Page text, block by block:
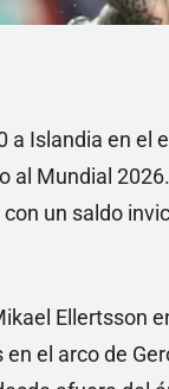
a Islandia en el
Mundial
un saldo
Ellertsson
el arco de